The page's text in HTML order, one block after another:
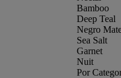
Bamboo
Deep Teal
Negro
Sea Salt
Garnet
Nuit
Por